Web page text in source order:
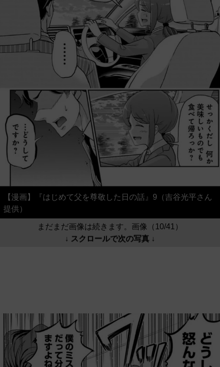
【漫画】『はじめて父を尊敬した日の話』9（吉谷光平さん
提供）
まだまだ画像は続きます。画像（10/41）
↓ スクロールで次の写真 ↓